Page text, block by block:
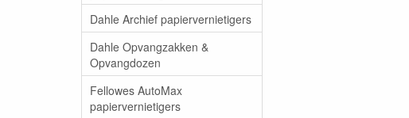
Dahle Archief papiervernietigers
Dahle Opvangzakken &
Opvangdozen
Fellowes AutoMax
papiervernietigers